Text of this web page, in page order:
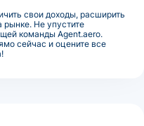
свои доходы, расширить
рынке. Не упустите
команды Agent.aero.
сейчас и оцените все